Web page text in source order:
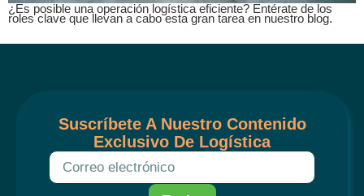
¿Es posible una operación logística eficiente? Entérate de los
roles clave que llevan a cabo esta gran tarea en nuestro blog.
Suscríbete A Nuestro Contenido
Exclusivo De Logística